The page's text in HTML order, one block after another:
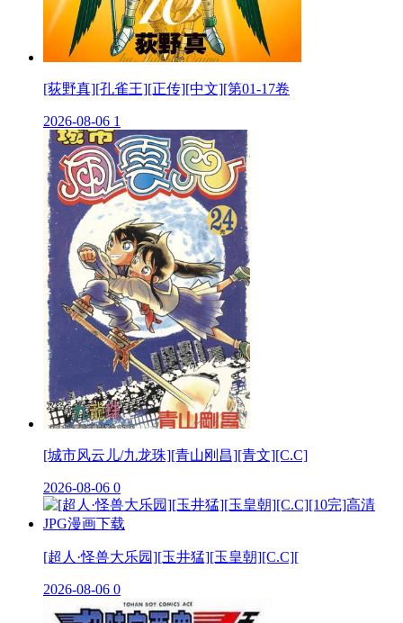
[荻野真][孔雀王][正传][中文][第01-17卷
2026-08-06 1
[城市风云儿/九龙珠][青山刚昌][青文][C.C]
2026-08-06 0
[超人·怪兽大乐园][玉井猛][玉皇朝][C.C][
2026-08-06 0